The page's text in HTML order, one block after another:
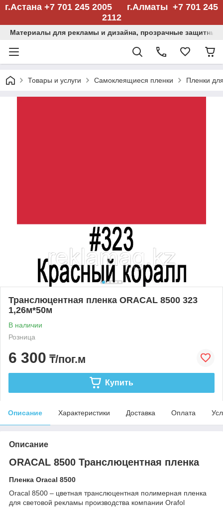
г.Астана +7 701 245 2005 г.Алматы +7 701 245
2112
Материалы для рекламы и дизайна, прозрачные защитные
Товары и услуги Самоклеящиеся пленки Пленки
Транслюцентная пленка ORACAL 8500 323
1,26м*50м
В наличии
Розница
6 300 ₸/пог.м
Купить
Описание Характеристики Доставка Оплата
Описание
ORACAL 8500 Транслюцентная пленка
Пленка Oracal 8500
Oracal 8500 – цветная транслюцентная полимерная пленка
для световой рекламы производства компании Orafol